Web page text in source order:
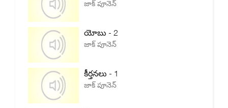
జాక్ పూనెన్
యోబు - 2
జాక్ పూనెన్
కీర్తనలు - 1
జాక్ పూనెన్